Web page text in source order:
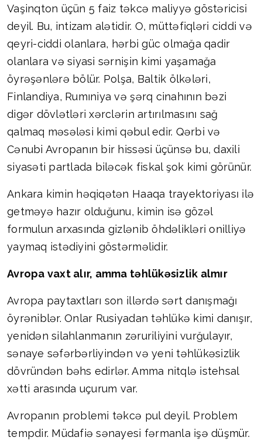
Vaşinqton üçün 5 faiz təkcə maliyyə göstəricisi
deyil. Bu, intizam alətidir. O, müttəfiqləri ciddi və
qeyri-ciddi olanlara, hərbi güc olmağa qadir
olanlara və siyasi sərnişin kimi yaşamağa
öyrəşənlərə bölür. Polşa, Baltik ölkələri,
Finlandiya, Rumıniya və şərq cinahının bəzi
digər dövlətləri xərclərin artırılmasını sağ
qalmaq məsələsi kimi qəbul edir. Qərbi və
Cənubi Avropanın bir hissəsi üçünsə bu, daxili
siyasəti partlada biləcək fiskal şok kimi görünür.
Ankara kimin həqiqətən Haaqa trayektoriyası ilə
getməyə hazır olduğunu, kimin isə gözəl
formulun arxasında gizlənib öhdəlikləri onilliyə
yaymaq istədiyini göstərməlidir.
Avropa vaxt alır, amma təhlükəsizlik almır
Avropa paytaxtları son illərdə sərt danışmağı
öyrəniblər. Onlar Rusiyadan təhlükə kimi danışır,
yenidən silahlanmanın zəruriliyini vurğulayır,
sənaye səfərbərliyindən və yeni təhlükəsizlik
dövründən bəhs edirlər. Amma nitqlə istehsal
xətti arasında uçurum var.
Avropanın problemi təkcə pul deyil. Problem
tempdir. Müdafiə sənayesi fərmanla işə düşmür.